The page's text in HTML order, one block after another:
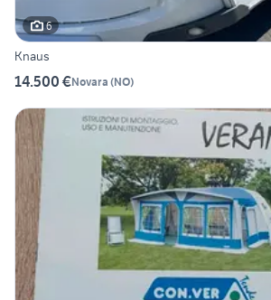
6
Knaus
14.500 €Novara (NO)